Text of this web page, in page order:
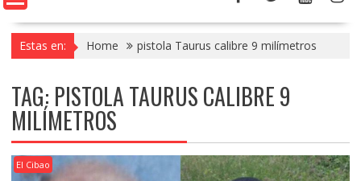
Estas en: Home pistola Taurus calibre 9 milímetros
TAG: PISTOLA TAURUS CALIBRE 9
MILÍMETROS
El Cibao